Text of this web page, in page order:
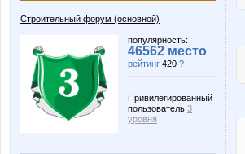
Строительный форум (основной)
популярность:
46562 место
рейтинг 420 ?
Привилегированный
пользователь 3
уровня